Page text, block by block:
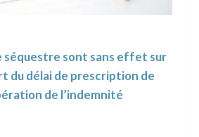
séquestre sont sans effet sur
du délai de prescription de
de l’indemnité